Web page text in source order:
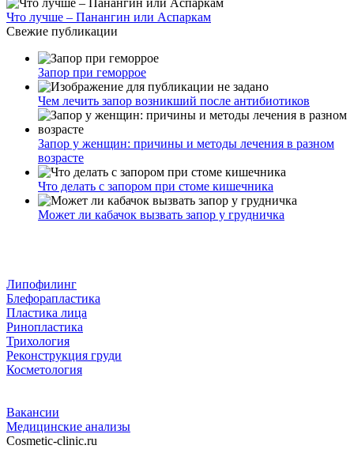
Что лучше – Панангин или Аспаркам
Свежие публикации
Запор при геморрое
Чем лечить запор возникший после антибиотиков
Запор у женщин: причины и методы лечения в разном
возрасте
Что делать с запором при стоме кишечника
Может ли кабачок вызвать запор у грудничка
Липофилинг
Блефорапластика
Пластика лица
Ринопластика
Трихология
Реконструкция груди
Косметология
Вакансии
Медицинские анализы
Cosmetic-clinic.ru